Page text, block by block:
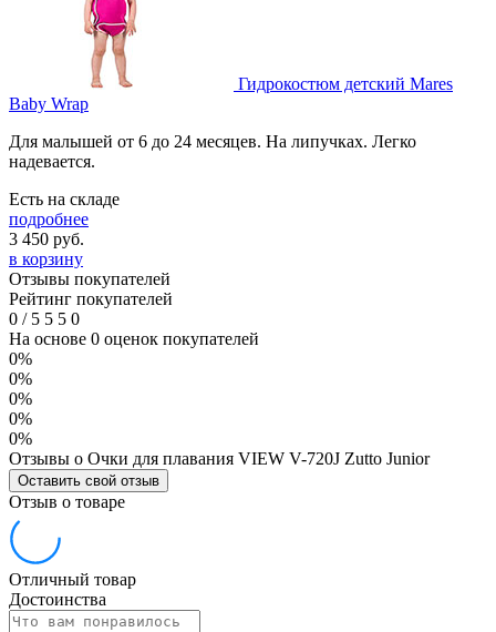
Гидрокостюм детский Mares
Baby Wrap
Для малышей от 6 до 24 месяцев. На липучках. Легко
надевается.
Есть на складе
подробнее
3 450 руб.
в корзину
Отзывы покупателей
Рейтинг покупателей
0 /5 5 5 0
На основе 0 оценок покупателей
0%
0%
0%
0%
0%
Отзывы о Очки для плавания VIEW V-720J Zutto Junior
Оставить свой отзыв
Отзыв о товаре
Отличный товар
Достоинства